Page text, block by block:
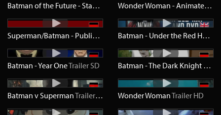
Batman of the Future - Staffel 1 Trailer SD Wonder Woman - Animated Original Movie
Superman/Batman - Public Enemies Trailer SD Batman - Under the Red Hood
Batman - Year OneTrailer SD Batman - The Dark Knight Returns - Teil 2
Batman v SupermanTrailerHD Wonder WomanTrailer HD